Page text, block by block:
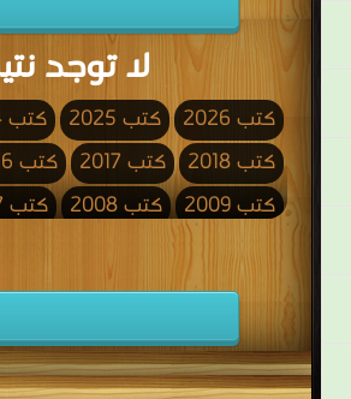
لا توجد
كتب 2026 كتب 2025 كتب 2024
كتب 2018
كتب 2017 كتب 2016
كتب 2009
كتب 2008 كتب 2007
كتب 2001
كتب 1992
كتب 1991 كتب 1990
كتب 1983
كتب 1982 كتب 1981
كتب 1974
كتب 1973 كتب 1972